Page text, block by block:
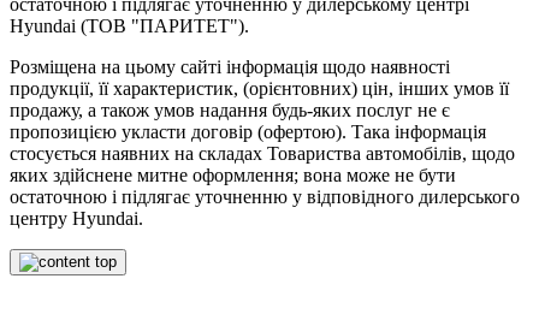
Hyundai (ТОВ "ПАРИТЕТ").
Розміщена на цьому сайті інформація щодо наявності
продукції, її характеристик, (орієнтовних) цін, інших умов її
продажу, а також умов надання будь-яких послуг не є
пропозицією укласти договір (офертою). Така інформація
стосується наявних на складах Товариства автомобілів, щодо
яких здійснене митне оформлення; вона може не бути
остаточною і підлягає уточненню у відповідного дилерського
центру Hyundai.